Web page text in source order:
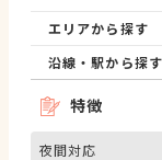
エリアから探す
沿線・駅から探す
特徴
夜間対応